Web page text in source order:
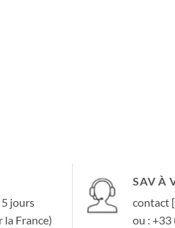
5 jours
la France)
SAV À
contact
ou : +33